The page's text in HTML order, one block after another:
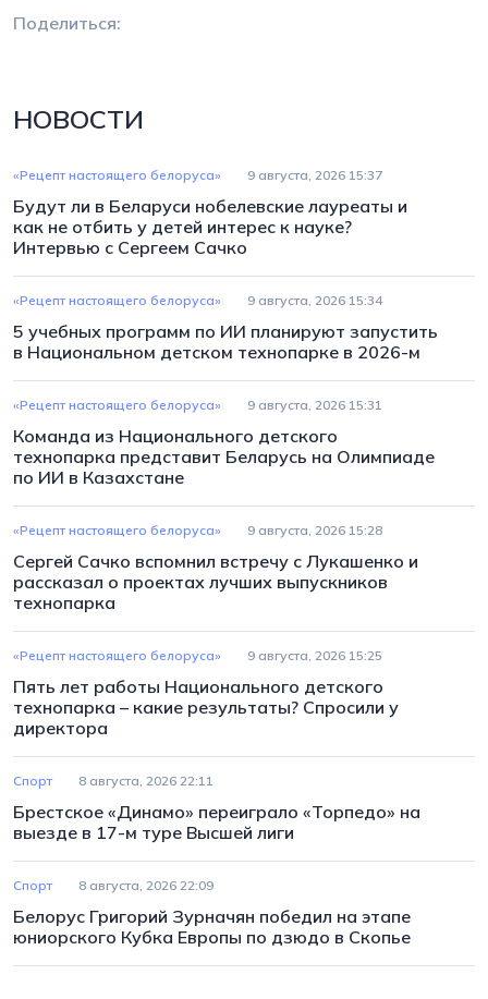
Поделиться:
НОВОСТИ
«Рецепт настоящего белоруса» 9 августа, 2026 15:37
Будут ли в Беларуси нобелевские лауреаты и
как не отбить у детей интерес к науке?
Интервью с Сергеем Сачко
«Рецепт настоящего белоруса» 9 августа, 2026 15:34
5 учебных программ по ИИ планируют запустить
в Национальном детском технопарке в 2026-м
«Рецепт настоящего белоруса» 9 августа, 2026 15:31
Команда из Национального детского
технопарка представит Беларусь на Олимпиаде
по ИИ в Казахстане
«Рецепт настоящего белоруса» 9 августа, 2026 15:28
Сергей Сачко вспомнил встречу с Лукашенко и
рассказал о проектах лучших выпускников
технопарка
«Рецепт настоящего белоруса» 9 августа, 2026 15:25
Пять лет работы Национального детского
технопарка – какие результаты? Спросили у
директора
Спорт 8 августа, 2026 22:11
Брестское «Динамо» переиграло «Торпедо» на
выезде в 17-м туре Высшей лиги
Спорт 8 августа, 2026 22:09
Белорус Григорий Зурначян победил на этапе
юниорского Кубка Европы по дзюдо в Скопье